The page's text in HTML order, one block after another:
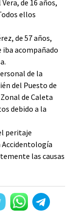
de 16 años,
ellos
de 57 años,
acompañado
de la
del Puesto de
de Caleta
debido a la
peritaje
Accidentología
las causas